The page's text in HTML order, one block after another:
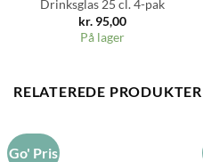
Drinksglas 25 cl. 4-pak
kr.95,00
På lager
RELATEREDE PRODUKTER
Go' Pris